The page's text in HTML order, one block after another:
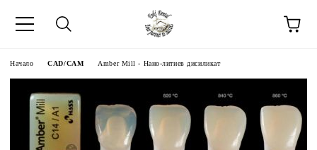
Начало CAD/CAM Amber Mill - Нано-литиев дисиликат